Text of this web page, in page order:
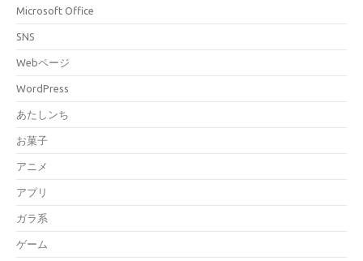
Microsoft Office
SNS
Webページ
WordPress
あたしンち
お菓子
アニメ
アプリ
ガラ系
ゲーム